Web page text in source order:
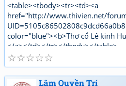
<table><tbody><tr><td><a
href="http://www.thivien.net/
color="blue"><b>Thơ cổ Lê kinh
</a></td></tr></tbody></table>
"http://www.thivien.net/
<b>Thơ mới Lê kinh Huyền phần
☆
☆
☆
☆
☆
Lâm Quyền Trí